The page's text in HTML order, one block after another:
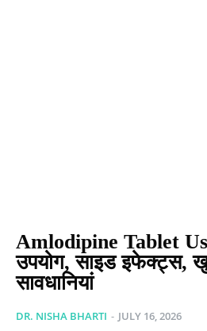
Amlodipine Tablet
उपयोग, साइड इफेक्ट्स,
सावधानियां
DR. NISHA BHARTI - JULY 16, 2026